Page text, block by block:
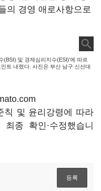
의 경영 애로사항으로
(BSI) 및 경제심리지수(ESI)'에 따르
트 내렸다. 사진은 부산 남구 신선대
칙 및 윤리강령에 따라
종 확인·수정했습니